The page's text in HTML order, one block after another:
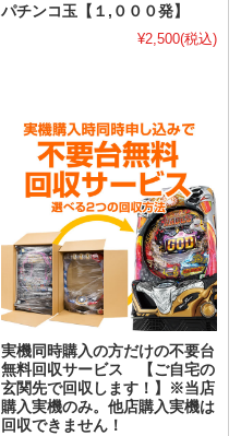
パチンコ玉【１,０００発】
¥2,500(税込)
実機同時購入の方だけの不要台
無料回収サービス 【ご自宅の
玄関先で回収します！】※当店
購入実機のみ。他店購入実機は
回収できません！